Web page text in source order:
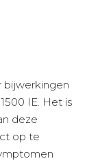
bijwerkingen
IE. Het is
deze
op te